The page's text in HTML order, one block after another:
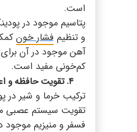
است.
پتاسیم موجود در
و تنظیمفشار خون
آهن موجود در آن
کم‌خونی مفید است.
۴. تقویت حافظه و اعصاب
ترکیب خرما و شیر در
تقویت سیستم عصبی
فسفر و منیزیم موجود